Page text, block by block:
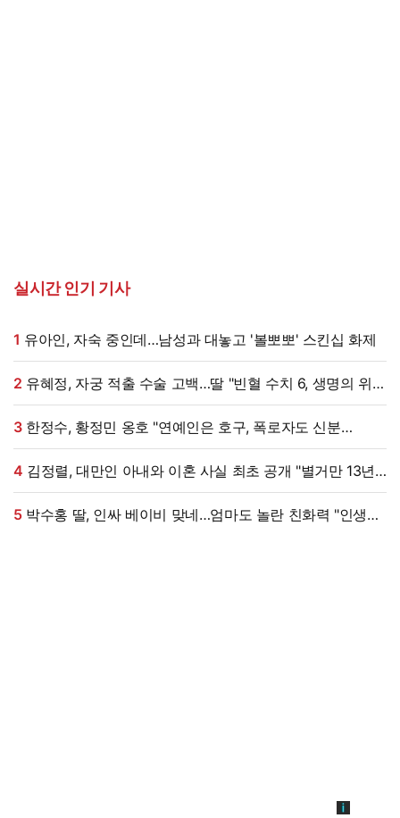
실시간 인기 기사
1 유아인, 자숙 중인데…남성과 대놓고 '볼뽀뽀' 스킨십 화제
2
있다고" (혜정규원)
3한정수, 황정민 옹호 "연예인은 호구, 폭로자도 신분
오픈하길" [★해시태그]
4
(데이앤나잇)
5박수홍 딸, 인싸 베이비 맞네…엄마도 놀란 친화력 "인생